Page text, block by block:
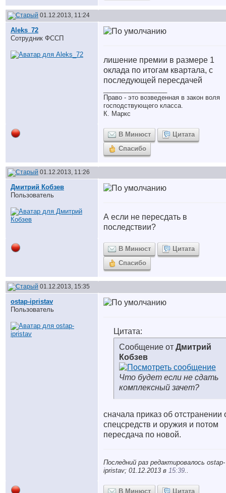
01.12.2013, 11:24
Aleks_72
Сотрудник ФССП
лишение премии в размере 1
оклада по итогам квартала, с
последующей пересдачей
Право - это возведенная в закон воля
господствующего класса.
К. Маркс
В Минюст
Цитата
Спасибо
01.12.2013, 11:26
Дмитрий Кобзев
Пользователь
А если не пересдать в
последствии?
В Минюст
Цитата
Спасибо
01.12.2013, 15:35
ostap-ipristav
Пользователь
Цитата:
Сообщение от Дмитрий
Кобзев
Что будет если не сдать
комплексный зачет?
сначала приказ об отстранении
спецсредств и оружия и потом
пересдача по новой.
Последний раз редактировалось ostap-
ipristav; 01.12.2013 в 15:39..
В Минюст Цитата